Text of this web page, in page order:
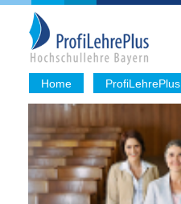
Home ProfiLehrePlus